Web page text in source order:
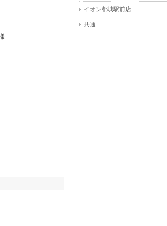
イオン都城駅前店
共通